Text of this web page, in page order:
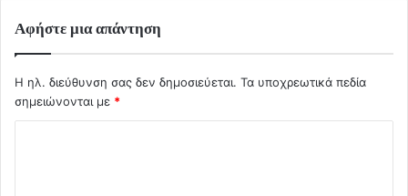
Αφήστε μια απάντηση
Η ηλ. διεύθυνση σας δεν δημοσιεύεται. Τα υποχρεωτικά πεδία
σημειώνονται με *